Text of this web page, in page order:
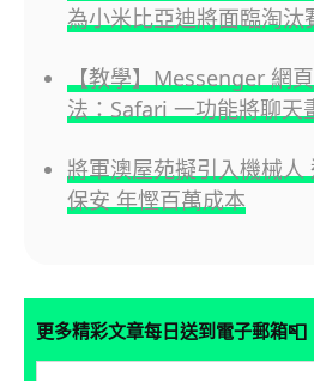
為小米比亞迪將面臨淘汰
【教學】Messenger 網
法：Safari 一功能將聊天
將軍澳屋苑擬引入機械人
保安 年慳百萬成本
更多精彩文章每日送到電子郵箱📮